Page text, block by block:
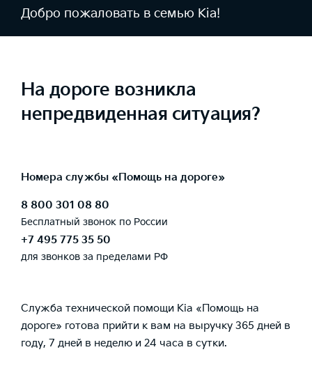
Добро пожаловать в семью Kia!
На дороге возникла
непредвиденная ситуация?
Номера службы «Помощь на дороге»
8 800 301 08 80
Бесплатный звонок по России
+7 495 775 35 50
для звонков за пределами РФ
Служба технической помощи Kia «Помощь на
дороге» готова прийти к вам на выручку 365 дней в
году, 7 дней в неделю и 24 часа в сутки.